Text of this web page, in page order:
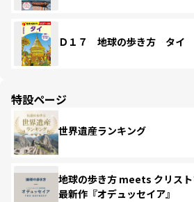
Ｄ１７ 地球の歩き方 タイ
特設ページ
世界遺産ランキング
地球の歩き方 meets クリス
最新作『オデュッセイア』